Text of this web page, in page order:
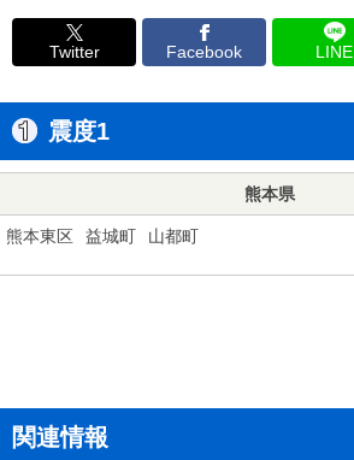
Twitter Facebook LINE
震度1
熊本県
熊本東区 益城町 山都町
関連情報